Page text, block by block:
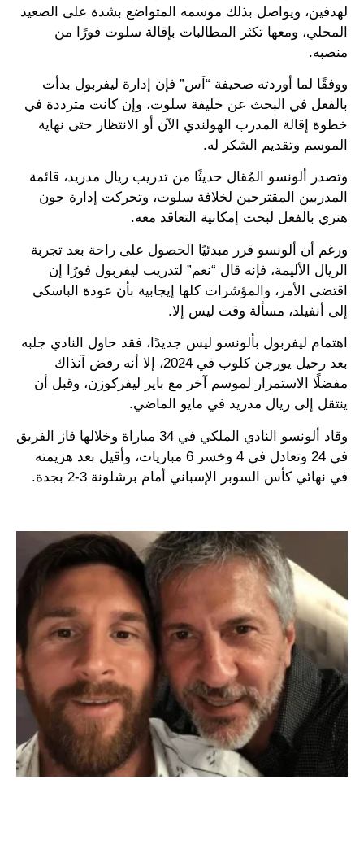
لهدفين، ويواصل بذلك موسمه المتواضع بشدة على الصعيد
المحلي، ومعها تكثر المطالبات بإقالة سلوت فورًا من
منصبه.
ووفقًا لما أوردته صحيفة “آس” فإن إدارة ليفربول بدأت
بالفعل في البحث عن خليفة سلوت، وإن كانت مترددة في
خطوة إقالة المدرب الهولندي الآن أو الانتظار حتى نهاية
الموسم وتقديم الشكر له.
وتصدر ألونسو المُقال حديثًا من تدريب ريال مدريد، قائمة
المدربين المقترحين لخلافة سلوت، وتحركت إدارة جون
هنري بالفعل لبحث إمكانية التعاقد معه.
ورغم أن ألونسو قرر مبدئيًا الحصول على راحة بعد تجربة
الريال الأليمة، فإنه قال “نعم” لتدريب ليفربول فورًا إن
اقتضى الأمر، والمؤشرات كلها إيجابية بأن عودة الباسكي
إلى أنفيلد، مسألة وقت ليس إلا.
اهتمام ليفربول بألونسو ليس جديدًا، فقد حاول النادي جلبه
بعد رحيل يورجن كلوب في 2024، إلا أنه رفض آنذاك
مفضلًا الاستمرار لموسم آخر مع باير ليفركوزن، وقبل أن
ينتقل إلى ريال مدريد في مايو الماضي.
وقاد ألونسو النادي الملكي في 34 مباراة وخلالها فاز الفريق
في 24 وتعادل في 4 وخسر 6 مباريات، وأقيل بعد هزيمته
في نهائي كأس السوبر الإسباني أمام برشلونة 3-2 بجدة.